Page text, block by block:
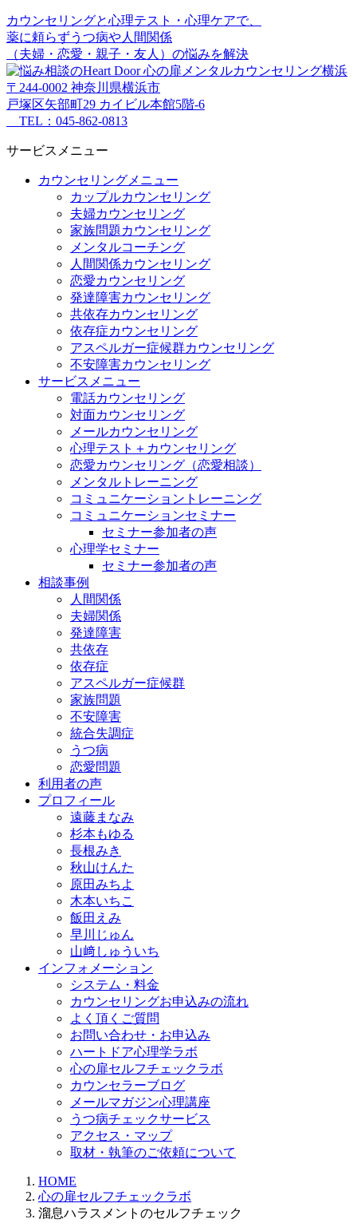
カウンセリングと心理テスト・心理ケアで、
薬に頼らずうつ病や人間関係
（夫婦・恋愛・親子・友人）の悩みを解決
〒244-0002 神奈川県横浜市
戸塚区矢部町29 カイビル本館5階-6
TEL：045-862-0813
サービスメニュー
カウンセリングメニュー
カップルカウンセリング
夫婦カウンセリング
家族問題カウンセリング
メンタルコーチング
人間関係カウンセリング
恋愛カウンセリング
発達障害カウンセリング
共依存カウンセリング
依存症カウンセリング
アスペルガー症候群カウンセリング
不安障害カウンセリング
サービスメニュー
電話カウンセリング
対面カウンセリング
メールカウンセリング
心理テスト＋カウンセリング
恋愛カウンセリング（恋愛相談）
メンタルトレーニング
コミュニケーショントレーニング
コミュニケーションセミナー
セミナー参加者の声
心理学セミナー
セミナー参加者の声
相談事例
人間関係
夫婦関係
発達障害
共依存
依存症
アスペルガー症候群
家族問題
不安障害
統合失調症
うつ病
恋愛問題
利用者の声
プロフィール
遠藤まなみ
杉本もゆる
長根みき
秋山けんた
原田みちよ
木本いちこ
飯田えみ
早川じゅん
山﨑しゅういち
インフォメーション
システム・料金
カウンセリングお申込みの流れ
よく頂くご質問
お問い合わせ・お申込み
ハートドア心理学ラボ
心の扉セルフチェックラボ
カウンセラーブログ
メールマガジン心理講座
うつ病チェックサービス
アクセス・マップ
取材・執筆のご依頼について
HOME
心の扉セルフチェックラボ
溜息ハラスメントのセルフチェック